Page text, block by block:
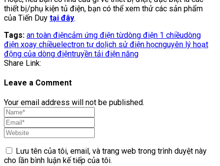
thiết bị/phụ kiện tủ điện, bạn có thể xem thử các sản phẩm
của Tiến Duy tại đây.
Tags: an toàn điệncảm ứng điện từdòng điện 1 chiềudòng
điện xoay chiềuelectron tự dolịch sử điện họcnguyên lý hoạt
động của dòng điệntruyền tải điện năng
Share Link:
Leave a Comment
Your email address will not be published.
Lưu tên của tôi, email, và trang web trong trình duyệt này
cho lần bình luận kế tiếp của tôi.